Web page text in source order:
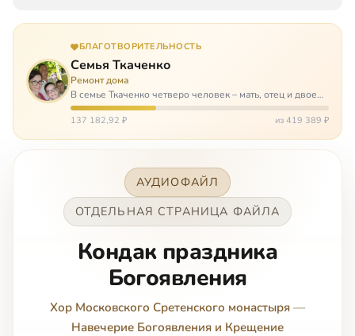
БЛАГОТВОРИТЕЛЬНОСТЬ
Семья Ткаченко
Ремонт дома
В семье Ткаченко четверо человек – мать, отец и двое
сыновей. И это семья – крепость. У них столько проблем
и бед, что хватило бы на много семей. Трое из четверых
137 182,92 ₽ из 419 389 ₽
АУДИОФАЙЛ
ОТДЕЛЬНАЯ СТРАНИЦА ФАЙЛА
Кондак праздника
Богоявления
Хор Московского Сретенского монастыря —
Навечерие Богоявления и Крещение